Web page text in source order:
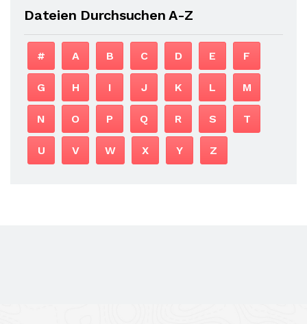
Dateien Durchsuchen A-Z
# A B C D E F
G H I J K L M
N O P Q R S T
U V W X Y Z